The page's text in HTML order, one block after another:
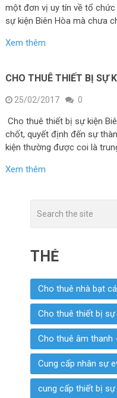
một đơn vị uy tín về tổ
sự kiện Biên Hòa mà chưa
Xem thêm
CHO THUÊ THIẾT BỊ SỰ
25/02/2017 0
Cho thuê thiết bị sự kiện
chốt, quyết định đến sự
kiện thường được coi là
Xem thêm
THẺ
Cho thuê nhà bạt
Cho thuê thiết bị
Cho thuê âm thanh
Cung cấp nhân sự
cung cấp thiết bị